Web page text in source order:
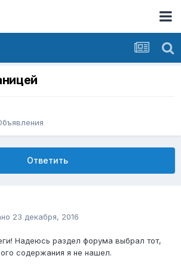
Ответить
23 декабря, 2016
Надеюсь раздел форума выбрал тот,
содержания я не нашел.